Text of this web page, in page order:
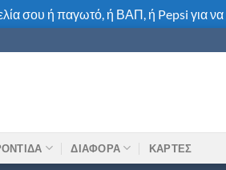
σου ή παγωτό, ή ΒΑΠ, ή Pepsi για να
ΔΙΑΦΟΡΑ ΚΑΡΤΕΣ